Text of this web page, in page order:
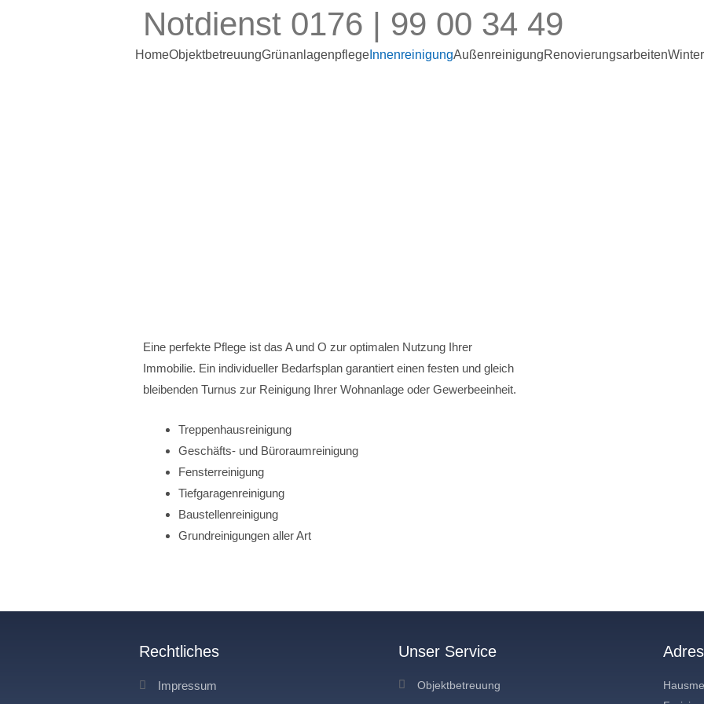
Notdienst 0176 | 99 00 34 49
HomeObjektbetreuungGrünanlagenpflege InnenreinigungAußenreinigungRenovierungsarbeiten
Eine perfekte Pflege ist das A und O zur optimalen Nutzung Ihrer
Immobilie. Ein individueller Bedarfsplan garantiert einen festen und gleich
bleibenden Turnus zur Reinigung Ihrer Wohnanlage oder Gewerbeeinheit.
Treppenhausreinigung
Geschäfts- und Büroraumreinigung
Fensterreinigung
Tiefgaragenreinigung
Baustellenreinigung
Grundreinigungen aller Art
Rechtliches
Impressum
Unser Service
Objektbetreuung